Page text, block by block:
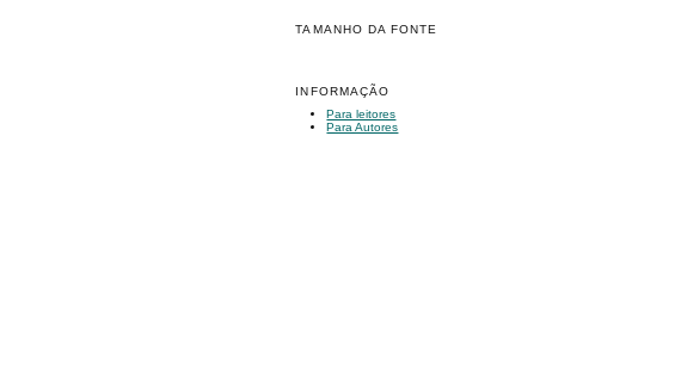
TAMANHO DA FONTE
INFORMAÇÃO
Para leitores
Para Autores